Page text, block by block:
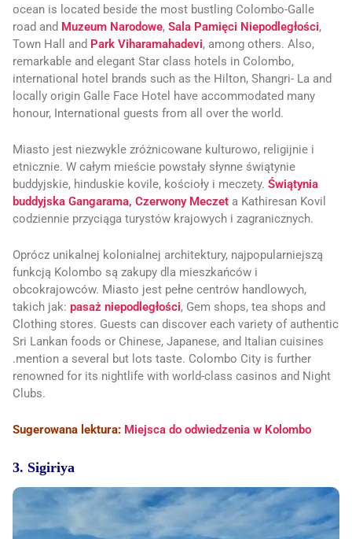
ocean is located beside the most bustling Colombo-Galle
road and Muzeum Narodowe, Sala Pamięci Niepodległości,
Town Hall and Park Viharamahadevi, among others. Also,
remarkable and elegant Star class hotels in Colombo,
international hotel brands such as the Hilton, Shangri- La and
locally origin Galle Face Hotel have accommodated many
honour, International guests from all over the world.
Miasto jest niezwykle zróżnicowane kulturowo, religijnie i
etnicznie. W całym mieście powstały słynne świątynie
buddyjskie, hinduskie kovile, kościoły i meczety. Świątynia
buddyjska Gangarama, Czerwony Meczet a Kathiresan Kovil
codziennie przyciąga turystów krajowych i zagranicznych.
Oprócz unikalnej kolonialnej architektury, najpopularniejszą
funkcją Kolombo są zakupy dla mieszkańców i
obcokrajowców. Miasto jest pełne centrów handlowych,
takich jak: pasaż niepodległości, Gem shops, tea shops and
Clothing stores. Guests can discover each variety of authentic
Sri Lankan foods or Chinese, Japanese, and Italian cuisines
.mention a several but lots taste. Colombo City is further
renowned for its nightlife with world-class casinos and Night
Clubs.
Sugerowana lektura: Miejsca do odwiedzenia w Kolombo
3. Sigiriya